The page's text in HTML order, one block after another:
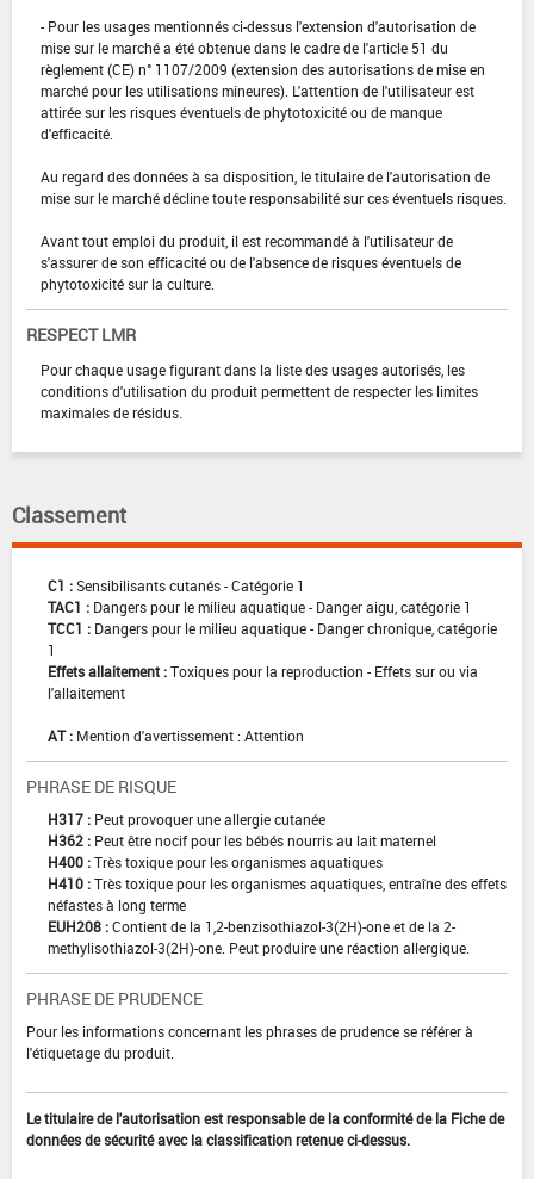
- Pour les usages mentionnés ci-dessus l'extension d'autorisation de
mise sur le marché a été obtenue dans le cadre de l'article 51 du
règlement (CE) n° 1107/2009 (extension des autorisations de mise en
marché pour les utilisations mineures). L'attention de l'utilisateur est
attirée sur les risques éventuels de phytotoxicité ou de manque
d'efficacité.
Au regard des données à sa disposition, le titulaire de l'autorisation de
mise sur le marché décline toute responsabilité sur ces éventuels risques.
Avant tout emploi du produit, il est recommandé à l'utilisateur de
s'assurer de son efficacité ou de l'absence de risques éventuels de
phytotoxicité sur la culture.
RESPECT LMR
Pour chaque usage figurant dans la liste des usages autorisés, les
conditions d'utilisation du produit permettent de respecter les limites
maximales de résidus.
Classement
C1 :Sensibilisants cutanés - Catégorie 1
TAC1 : Dangers pour le milieu aquatique - Danger aigu, catégorie 1
TCC1 : Dangers pour le milieu aquatique - Danger chronique, catégorie
1
Effets allaitement :Toxiques pour la reproduction - Effets sur ou via
l'allaitement
AT : Mention d'avertissement : Attention
PHRASE DE RISQUE
H317 : Peut provoquer une allergie cutanée
H362 : Peut être nocif pour les bébés nourris au lait maternel
H400 :Très toxique pour les organismes aquatiques
H410 :Très toxique pour les organismes aquatiques, entraîne des effets
néfastes à long terme
EUH208 :Contient de la 1,2-benzisothiazol-3(2H)-one et de la 2-
methylisothiazol-3(2H)-one. Peut produire une réaction allergique.
PHRASE DE PRUDENCE
Pour les informations concernant les phrases de prudence se référer à
l'étiquetage du produit.
Le titulaire de l'autorisation est responsable de la conformité de la Fiche de
données de sécurité avec la classification retenue ci-dessus.